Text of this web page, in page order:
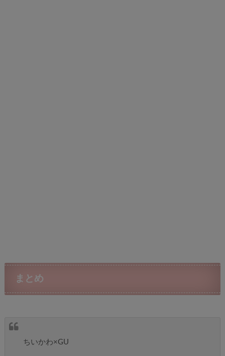
まとめ
ちいかわ×GU